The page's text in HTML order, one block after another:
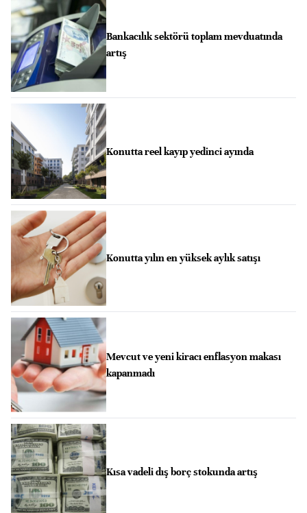
Bankacılık sektörü toplam mevduatında
artış
Konutta reel kayıp yedinci ayında
Konutta yılın en yüksek aylık satışı
Mevcut ve yeni kiracı enflasyon makası
kapanmadı
Kısa vadeli dış borç stokunda artış